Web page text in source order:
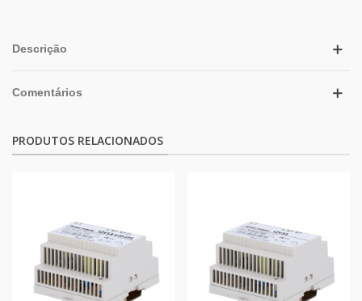
Descrição
Comentários
PRODUTOS RELACIONADOS